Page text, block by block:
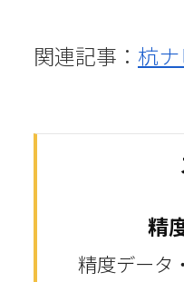
関連記事： 杭
精
精度データ